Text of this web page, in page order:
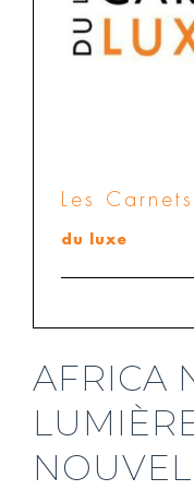
Les Carnets
du luxe
AFRICA